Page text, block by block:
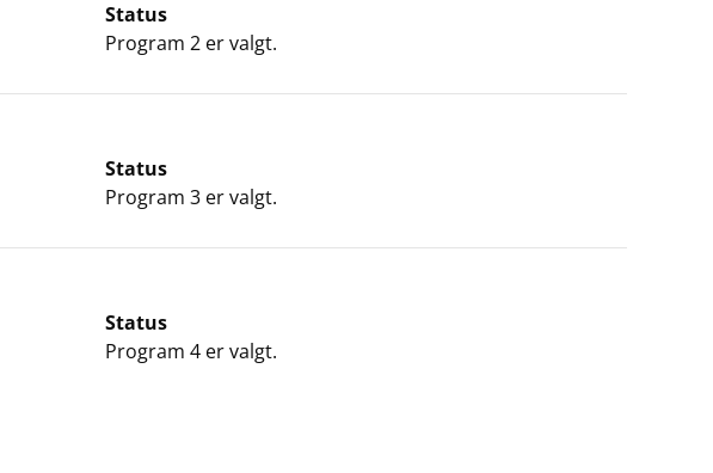
Status
Program 2 er valgt.
Status
Program 3 er valgt.
Status
Program 4 er valgt.